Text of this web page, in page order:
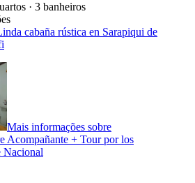
· 3 banheiros
cabaña rústica en Sarapiqui de
Mais informações sobre
Acompañante + Tour por los
Nacional